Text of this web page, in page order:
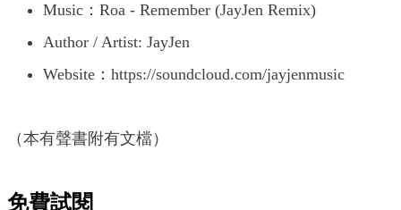
Music：Roa - Remember (JayJen Remix)
Author / Artist: JayJen
Website：https://soundcloud.com/jayjenmusic
（本有聲書附有文檔）
免費試閱